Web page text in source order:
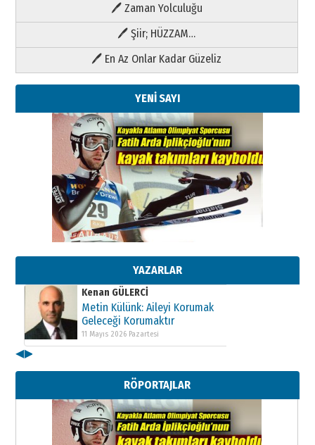
🖊 Zaman Yolculuğu
🖊 Şiir; HÜZZAM…
🖊 En Az Onlar Kadar Güzeliz
YENİ SAYI
YAZARLAR
Kenan GÜLERCİ
Metin Külünk: Aileyi Korumak
11 Mayıs 2026 Pazartesi
Kenan GÜLERCİ
Metin Külünk: Aileyi Korumak
Geleceği Korumaktır
11 Mayıs 2026 Pazartesi
Metin Külünk: Aileyi Korumak
Geleceği Korumaktır
11 Mayıs 2026 Pazartesi
◀▶
RÖPORTAJLAR